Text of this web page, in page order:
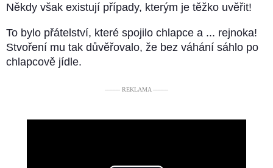
Někdy však existují případy, kterým je těžko uvěřit!
To bylo přátelství, které spojilo chlapce a ... rejnoka!
Stvoření mu tak důvěřovalo, že bez váhání sáhlo po
chlapcově jídle.
––––– REKLAMA –––––